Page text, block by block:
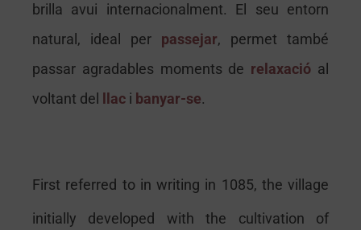
brilla avui internacionalment. El seu entorn
natural, ideal per passejar, permet també
passar agradables moments de relaxació al
voltant del
llac i banyar-se.
First referred to in writing in 1085, the village
initially developed with the cultivation of